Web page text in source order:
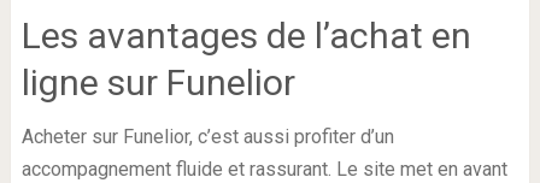
Les avantages de l’achat en
ligne sur Funelior
Acheter sur Funelior, c’est aussi profiter d’un
accompagnement fluide et rassurant. Le site met en avant